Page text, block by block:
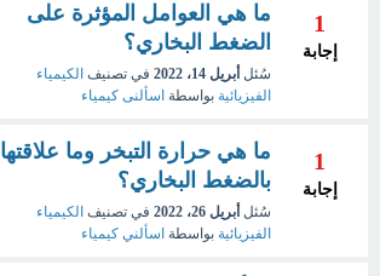
1
إجابة
ما هي العوامل المؤثرة على
الضغط البخاري؟
سُئل أبريل 14، 2022 في تصنيف الكيمياء
الفيزيائية بواسطة اسألنى كيمياء
1
إجابة
ما هي حرارة التبخر وما علاقتها
بالضغط البخاري؟
سُئل أبريل 26، 2022 في تصنيف الكيمياء
الفيزيائية بواسطة اسألني كيمياء